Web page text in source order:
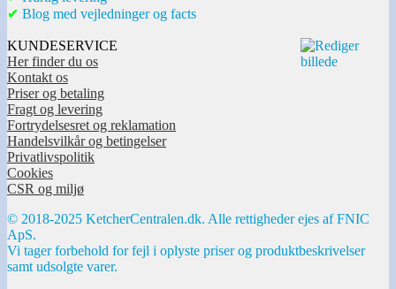
✔ Blog med vejledninger og facts
KUNDESERVICE
Her finder du os
Kontakt os
Priser og betaling
Fragt og levering
Fortrydelsesret og reklamation
Handelsvilkår og betingelser
Privatlivspolitik
Cookies
CSR og miljø
© 2018-2025 KetcherCentralen.dk. Alle rettigheder ejes af FNIC
ApS.
Vi tager forbehold for fejl i oplyste priser og produktbeskrivelser
samt udsolgte varer.